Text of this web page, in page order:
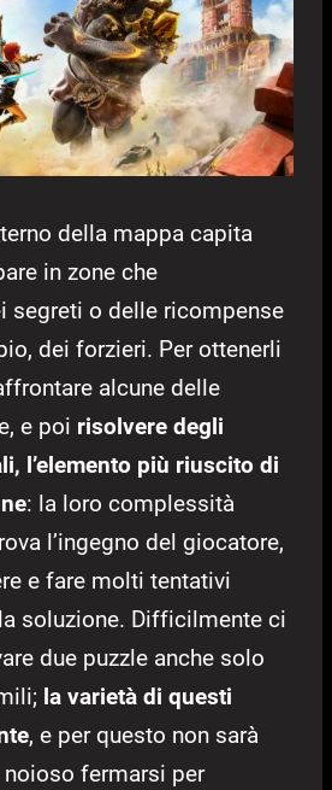
della mappa capita
in zone che
segreti o delle ricompense
dei forzieri. Per ottenerli
alcune delle
e poi risolvere degli
l’elemento più riuscito di
: la loro complessità
l’ingegno del giocatore,
e fare molti tentativi
soluzione. Difficilmente ci
due puzzle anche solo
la varietà di questi
, e per questo non sarà
fermarsi per